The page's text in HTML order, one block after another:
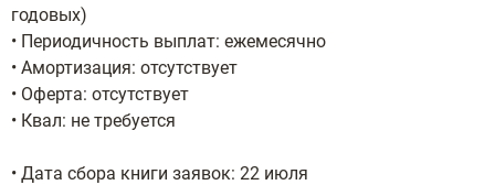
годовых)
• Периодичность выплат: ежемесячно
• Амортизация: отсутствует
• Оферта: отсутствует
• Квал: не требуется
• Дата сбора книги заявок: 22 июля